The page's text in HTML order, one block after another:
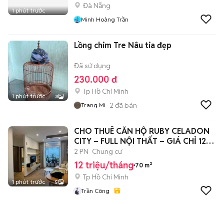
1 phút trước
Đà Nẵng
Minh Hoàng Trần
1 phút trước 3
Lồng chim Tre Nâu tia đẹp
Đã sử dụng
230.000 đ
Tp Hồ Chí Minh
Trang Mi 2 đã bán
1 phút trước 5
CHO THUÊ CĂN HỘ RUBY CELADON
CITY – FULL NỘI THẤT – GIÁ CHỈ 12
TRIỆU/T
2 PN Chung cư
12 triệu/tháng 70 m²
Tp Hồ Chí Minh
Trần Công